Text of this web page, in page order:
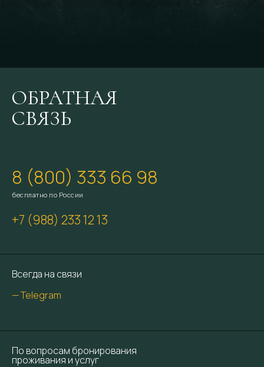
ОБРАТНАЯ
СВЯЗЬ
бесплатно по России
8 (800) 333 66 98
+7 (988) 233 12 13
Всегда на связи
— Telegram
По вопросам бронирования
проживания и услуг